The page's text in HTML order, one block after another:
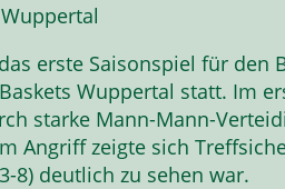
erste Saisonspiel für den
Wuppertal statt. Im
starke Mann-Mann-
Angriff zeigte sich
8) deutlich zu sehen war.